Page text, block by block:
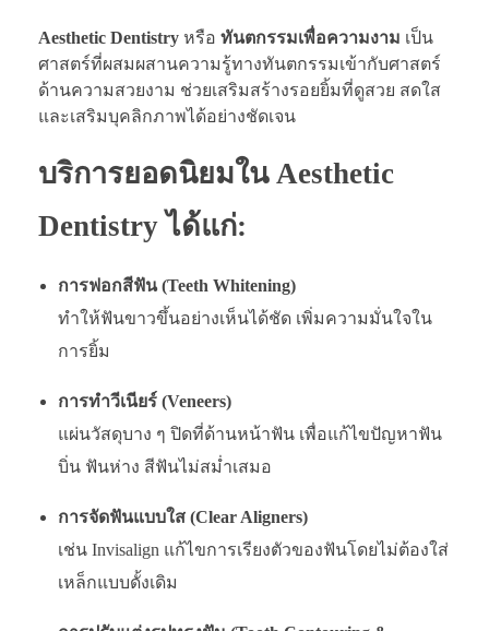
Aesthetic Dentistry หรือ ทันตกรรมเพื่อความงาม เป็น
ศาสตร์ที่ผสมผสานความรู้ทางทันตกรรมเข้ากับศาสตร์
ด้านความสวยงาม ช่วยเสริมสร้างรอยยิ้มที่ดูสวย สดใส
และเสริมบุคลิกภาพได้อย่างชัดเจน
บริการยอดนิยมใน Aesthetic
Dentistry ได้แก่:
การฟอกสีฟัน (Teeth Whitening)
ทำให้ฟันขาวขึ้นอย่างเห็นได้ชัด เพิ่มความมั่นใจใน
การยิ้ม
การทำวีเนียร์ (Veneers)
แผ่นวัสดุบาง ๆ ปิดที่ด้านหน้าฟัน เพื่อแก้ไขปัญหาฟัน
บิ่น ฟันห่าง สีฟันไม่สม่ำเสมอ
การจัดฟันแบบใส (Clear Aligners)
เช่น Invisalign แก้ไขการเรียงตัวของฟันโดยไม่ต้องใส่
เหล็กแบบดั้งเดิม